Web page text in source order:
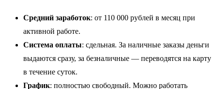
Средний заработок: от 110 000 рублей в месяц при
активной работе.
Система оплаты: сдельная. За наличные заказы деньги
выдаются сразу, за безналичные — переводятся на карту
в течение суток.
График: полностью свободный. Можно работать